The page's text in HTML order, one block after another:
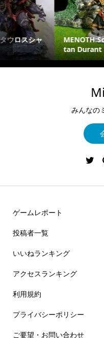
モルガスト・アルカイ
イケメンすぎる
みんなの
ゲームレポート
投稿者一覧
いいねランキング
アクセスランキング
利用規約
プライバシーポリシー
ご要望・お問い合わせ